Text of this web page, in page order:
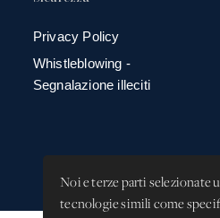
Noi e terze parti selezionate
tecnologie simili come
Privacy Policy
Whistleblowing -
Segnalazione illeciti